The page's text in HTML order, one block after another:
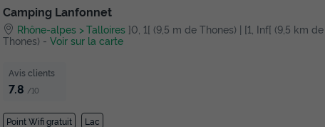
Camping Lanfonnet
Rhône-alpes Talloires ]0, 1[ (9,5 m de Thones) | [1, Inf[ (9,5 km de
Thones) - Voir sur la carte
Avis clients
7.8 /10
Point Wifi gratuit Lac